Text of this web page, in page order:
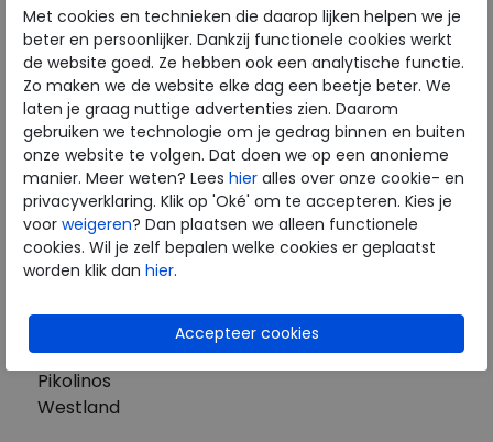
Piedi Nudi
Pikolinos
Solidus
Think
Waldlaufer
Westland
Wolky
Herenschoenen
Australian
Birkenstock
Clarks
Mephisto
Pikolinos
Westland
Met cookies en technieken die daarop lijken helpen we je
beter en persoonlijker. Dankzij functionele cookies werkt
de website goed. Ze hebben ook een analytische functie.
Zo maken we de website elke dag een beetje beter. We
laten je graag nuttige advertenties zien. Daarom
gebruiken we technologie om je gedrag binnen en buiten
onze website te volgen. Dat doen we op een anonieme
manier. Meer weten? Lees hier alles over onze cookie- en
privacyverklaring. Klik op 'Oké' om te accepteren. Kies je
voor weigeren? Dan plaatsen we alleen functionele
cookies. Wil je zelf bepalen welke cookies er geplaatst
worden klik dan hier.